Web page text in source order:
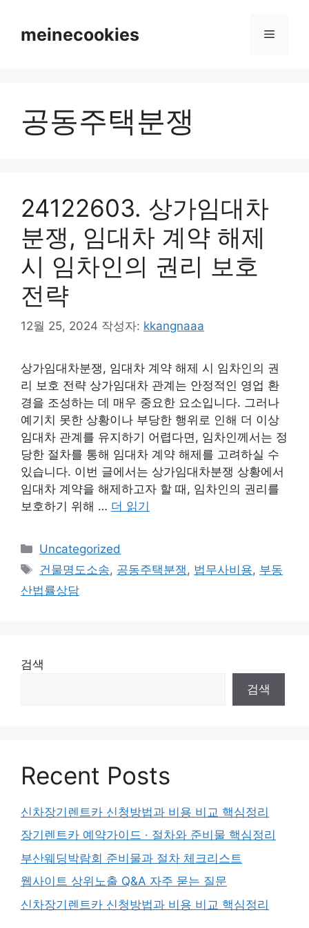
meinecookies 메
공동주택분쟁
24122603. 상가임대차
분쟁, 임대차 계약 해제
시 임차인의 권리 보호
전략
12월 25, 2024 작성자: kkangnaaa
상가임대차분쟁, 임대차 계약 해제 시 임차인의 권
리 보호 전략 상가임대차 관계는 안정적인 영업 환
경을 조성하는 데 매우 중요한 요소입니다. 그러나
예기치 못한 상황이나 부당한 행위로 인해 더 이상
임대차 관계를 유지하기 어렵다면, 임차인께서는 정
당한 절차를 통해 임대차 계약 해제를 고려하실 수
있습니다. 이번 글에서는 상가임대차분쟁 상황에서
임대차 계약을 해제하고자 할 때, 임차인의 권리를
보호하기 위해 … 더 읽기
카
테
리
Uncategorized
태
그
건물명도소송, 공동주택분쟁 , 법무사비용, 부동
산법률상담
검색
검색
Recent Posts
신차장기렌트카 신청방법과 비용 비교 핵심정리
장기렌트카 예약가이드 · 절차와 준비물 핵심정리
부산웨딩박람회 준비물과 절차 체크리스트
웹사이트 상위노출 Q&A 자주 묻는 질문
신차장기렌트카 신청방법과 비용 비교 핵심정리